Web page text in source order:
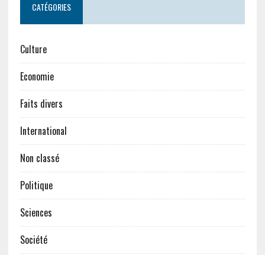
CATÉGORIES
Culture
Economie
Faits divers
International
Non classé
Politique
Sciences
Société